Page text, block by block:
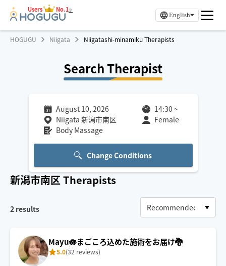
Users No.1※
English
HOGUGU Niigata Niigatashi-minamiku Therapists
Search Therapist
August 10, 2026 14:30 ~
Niigata 新潟市南区
Female
Body Massage
Change Conditions
新潟市南区Therapists
2 results
Mayu🪷まごころ込めた施術をお届け🐉
5.0(32 reviews)